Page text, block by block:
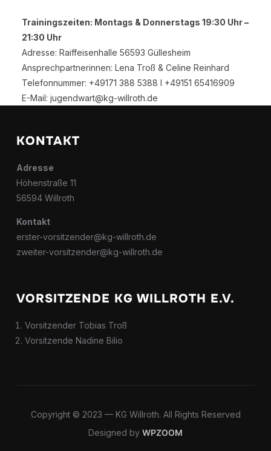
Trainingszeiten: Montags & Donnerstags 19:30 Uhr –
21:30 Uhr
Adresse: Raiffeisenhalle 56593 Güllesheim
Ansprechpartnerinnen: Lena Troß & Celine Reinhard
Telefonnummer: +49171 388 5388 I +49151 65416909
E-Mail: jugendwart@kg-willroth.de
KONTAKT
Adresse
Höhenstraße 11
56594 Willroth
Kontakt
erster-vorsitzender@kg-willroth.de
zweiter-vorsitzender@kg-willroth.de
VORSITZENDE KG WILLROTH E.V.
Vorsitzender Tobias Troß
Vorsitzende Nadine Bilio
Copyright © 2023 — KG Willroth. All Rights Reserved
Designed by WPZOOM